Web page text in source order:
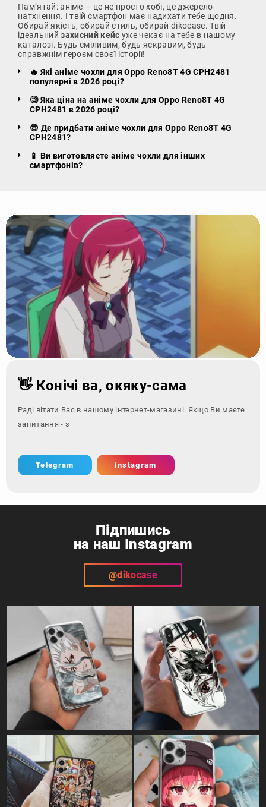
Пам’ятай: аніме — це не просто хобі, це джерело
натхнення. І твій смартфон має надихати тебе щодня.
Обирай якість, обирай стиль, обирай dikocase. Твій
ідеальнийзахисний кейс уже чекає на тебе в нашому
каталозі. Будь сміливим, будь яскравим, будь
справжнім героєм своєї історії!
🔥 Які аніме чохли для Oppo Reno8T 4G CPH2481
популярні в 2026 році?
🧐 Яка ціна на аніме чохли для Oppo Reno8T 4G
CPH2481 в 2026 році?
😎 Де придбати аніме чохли для Oppo Reno8T 4G
CPH2481?
📱 Ви виготовляєте аніме чохли для інших
смартфонів?
👋 Конічі ва, окяку-сама
Раді вітати Вас в нашому інтернет-магазині. Якщо Ви маєте
запитання - зверніться за к
Telegram Instagram
Підпишись
на наш Instagram
@dikocase